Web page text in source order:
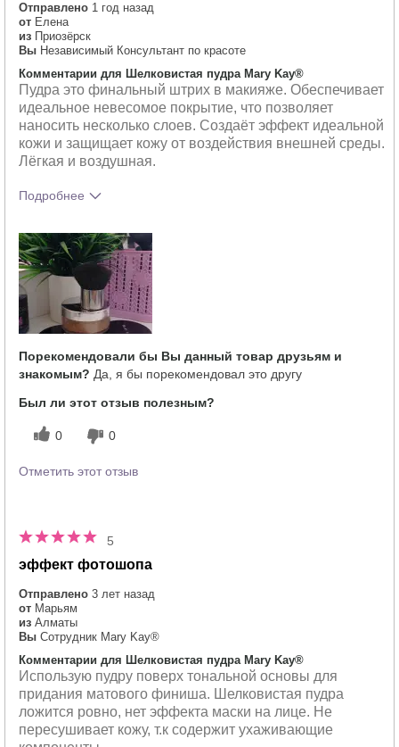
Отправлено 1 год назад
от Елена
из Приозёрск
Вы Независимый Консультант по красоте
Комментарии для Шелковистая пудра Mary Kay®
Пудра это финальный штрих в макияже. Обеспечивает
идеальное невесомое покрытие, что позволяет
наносить несколько слоев. Создаёт эффект идеальной
кожи и защищает кожу от воздействия внешней среды.
Лёгкая и воздушная.
Подробнее
продукта?
Как отличается опыт использования
этого продукта от декоративной
косметики других брендов?
Порекомендовали бы Вы данный товар друзьям и
знакомым? Да, я бы порекомендовал это другу
Был ли этот отзыв полезным?
0 0
Отметить этот отзыв
5
эффект фотошопа
Отправлено 3 лет назад
от Марьям
из Алматы
Вы Сотрудник Mary Kay®
Комментарии для Шелковистая пудра Mary Kay®
Использую пудру поверх тональной основы для
придания матового финиша. Шелковистая пудра
ложится ровно, нет эффекта маски на лице. Не
пересушивает кожу, т.к содержит ухаживающие